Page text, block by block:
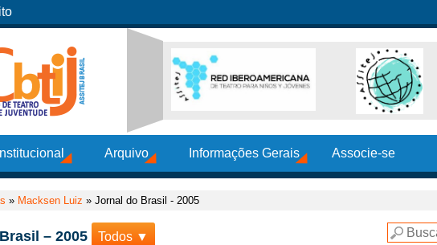
Institucional Arquivo Informações Gerais Associe-se
» Macksen Luiz » Jornal do Brasil - 2005
– 2005 Todos ▼